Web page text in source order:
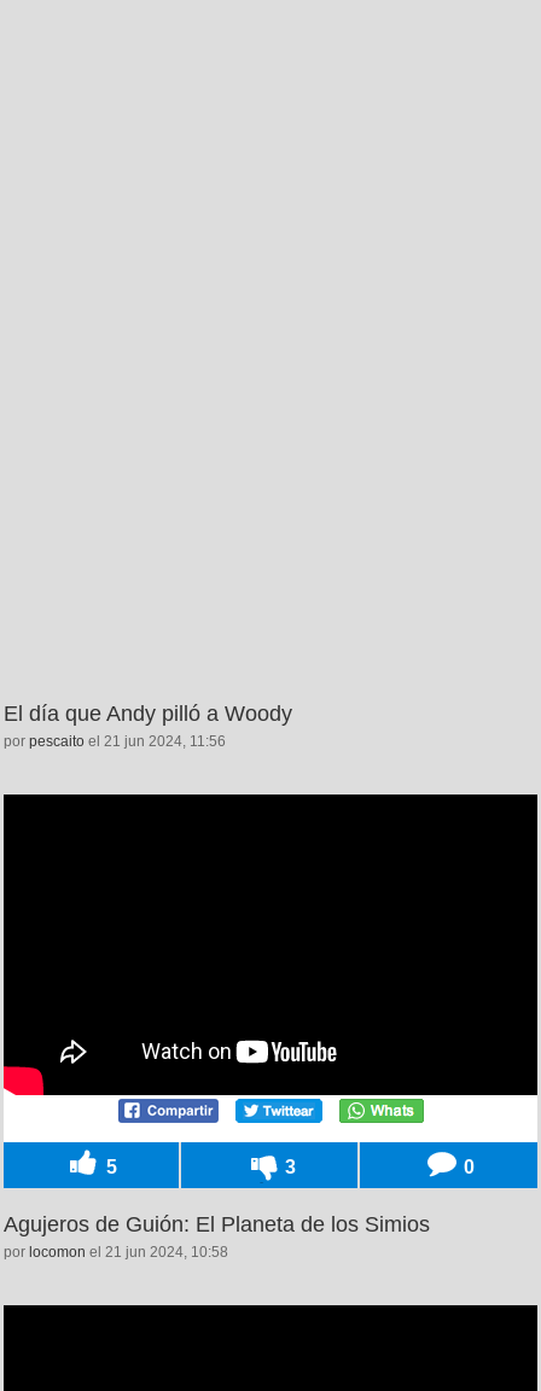
El día que Andy pilló a Woody
por pescaito el 21 jun 2024, 11:56
5 3 0
Agujeros de Guión: El Planeta de los Simios
por locomon el 21 jun 2024, 10:58